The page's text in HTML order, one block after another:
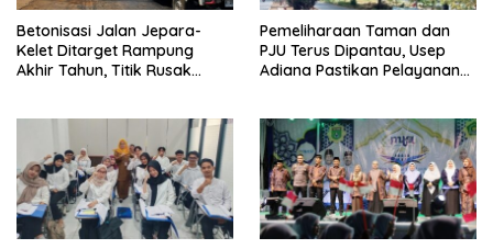
Betonisasi Jalan Jepara-
Kelet Ditarget Rampung
Akhir Tahun, Titik Rusak
Pemeliharaan Taman dan
PJU Terus Dipantau, Usep
Adiana Pastikan Pelayanan